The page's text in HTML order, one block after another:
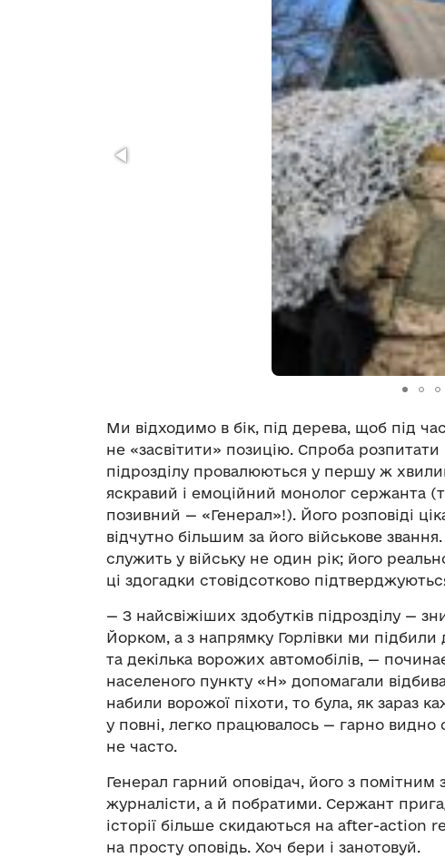
Ми відходимо в бік, під дерева, щоб під
не «засвітити» позицію. Спроба
підрозділу провалюються у першу ж
яскравий і емоційний монолог сержанта
позивний ­­— «Генерал»!). Його розповіді
відчутно більшим за його військове
служить у війську не один рік; його
ці здогадки стовідсотково
­— З найсвіжіших здобутків підрозділу ­­—
Йорком, а з напрямку Горлівки ми
та декілька ворожих автомобілів, —
населеного пункту «Н» допомагали
набили ворожої піхоти, то була, як зараз
у повні, легко працювалось — гарно видно
не часто.
Генерал гарний оповідач, його з помітним
журналісти, а й побратими. Сержант
історії більше скидаються на аfter-action
на просту оповідь. Хоч бери і занотовуй.